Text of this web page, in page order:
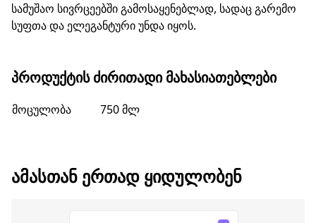
სამუშაო სივრცეებში გამოსაყენებლად, სადაც გარემო
სუფთა და ელეგანტური უნდა იყოს.
ᲞᲠᲝᲓᲣᲥᲢᲘᲡ ᲫᲘᲠᲘᲗᲐᲓᲘ ᲛᲐᲮᲐᲡᲘᲐᲗᲔᲑᲚᲔᲑᲘ
მოცულობა 750 მლ
ᲐᲛᲐᲡᲗᲐᲜ ᲔᲠᲗᲐᲓ ᲧᲘᲓᲣᲚᲝᲑᲔᲜ